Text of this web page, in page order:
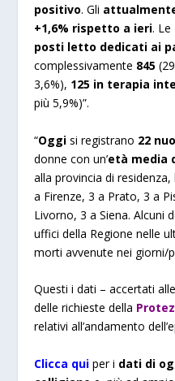
positivo. Gli
+1,6% rispetto a ieri. Le
posti letto dedicati ai
complessivamente 845
3,6%), 125 in terapia
più 5,9%)”.
“Oggi si registrano 22
donne con un’età media
alla provincia di
a Firenze, 3 a Prato, 3 a
Livorno, 3 a Siena. Alcuni
uffici della Regione nelle
morti avvenute nei giorni/
Questi i dati – accertati
delle richieste della
relativi all’andamento
Clicca qui per i dati di